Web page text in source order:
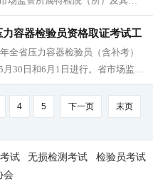
本次考试的成功举办，为...
容器检验员资格取证考试工
全省压力容器检验员（含补考）
30日和6月1日进行。省市场监管
检查与指导。来自全省市场监...
4 5 下一页 末页
试 无损检测考试
检验员考试
会